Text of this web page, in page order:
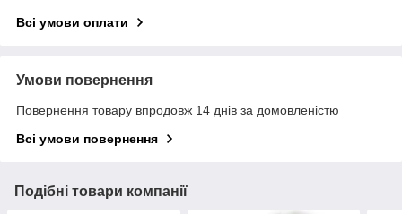
Всі умови оплати
Умови повернення
Повернення товару впродовж 14 днів за домовленістю
Всі умови повернення
Подібні товари компанії